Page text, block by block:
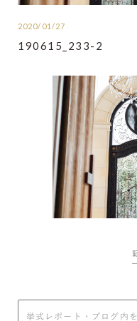
2020/01/27
190615_233-2